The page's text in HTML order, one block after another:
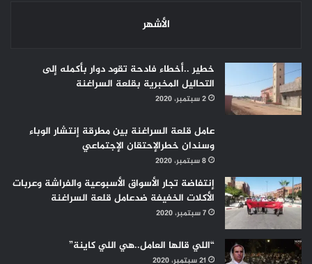
الأشهر
خطير ..أخطاء فادحة تقود دوار بأكمله إلى
التحاليل المخبرية بقلعة السراغنة
2 سبتمبر، 2020
عامل قلعة السراغنة بين مطرقة إنتشار الوباء
وسندان خطرالإحتقان الإجتماعي
8 سبتمبر، 2020
إنتفاضة تجار الأسواق الأسبوعية والفراشة وعربات
الأكلات الخفيفة ضدعامل قلعة السراغنة
7 سبتمبر، 2020
“اللي قالها العامل..هي اللي كاينة”
21 سبتمبر، 2020